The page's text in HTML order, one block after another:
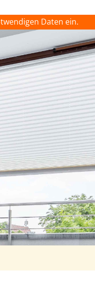
Daten ein.